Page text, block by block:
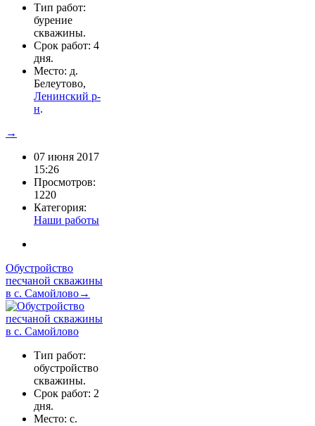
Тип работ:
бурение
скважины.
Срок работ: 4
дня.
Место: д.
Белеутово,
Ленинский р-
н.
→
07 июня 2017
15:26
Просмотров:
1220
Категория:
Наши работы
Обустройство
песчаной скважины
в с. Самойлово→
Тип работ:
обустройство
скважины.
Срок работ: 2
дня.
Место: с.